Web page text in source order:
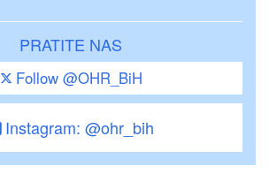
PRATITE NAS
Follow @OHR_BiH
Instagram: @ohr_bih